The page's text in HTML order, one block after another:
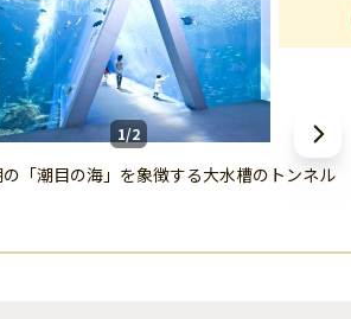
1/2
「潮目の海」を象徴する大水槽のトンネル